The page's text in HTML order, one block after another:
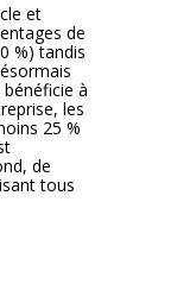
et
de
%) tandis
à
les
25 %
de
tous